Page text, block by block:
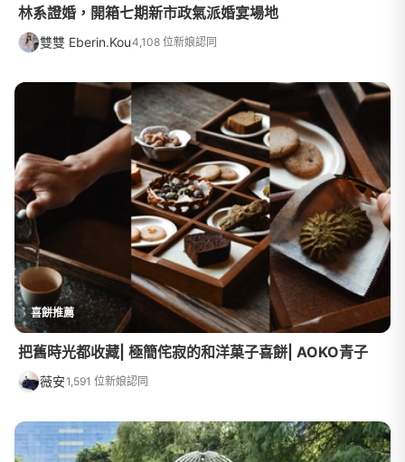
林系證婚，開箱七期新市政氣派婚宴場地
雙雙 Eberin.Kou4,108 位新娘認同
喜餅推薦
把舊時光都收藏| 極簡侘寂的和洋菓子喜餅| AOKO青子
薇安1,591 位新娘認同